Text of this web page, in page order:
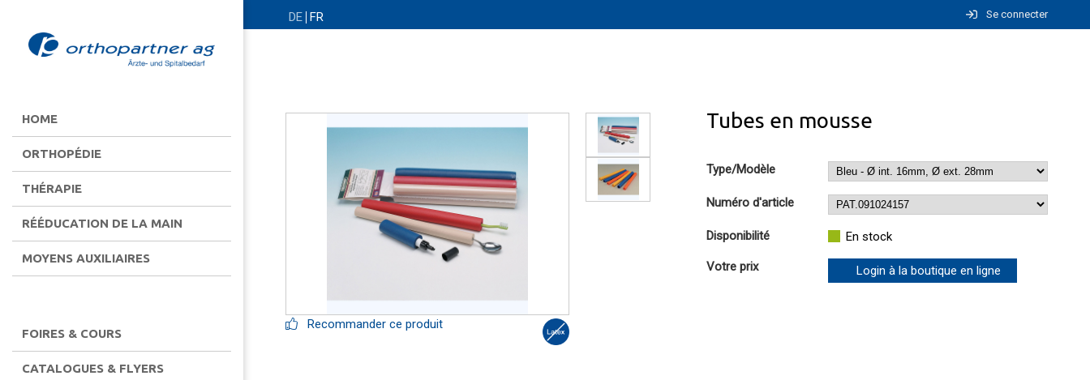
DE FR Se connecter
HOME
ORTHOPÉDIE
THÉRAPIE
RÉÉDUCATION DE LA MAIN
MOYENS AUXILIAIRES
FOIRES & COURS
CATALOGUES & FLYERS
Recommander ce produit
Tubes en mousse
Type/Modèle
Numéro d'article
Disponibilité En stock
Votre prix Login à la boutique en ligne